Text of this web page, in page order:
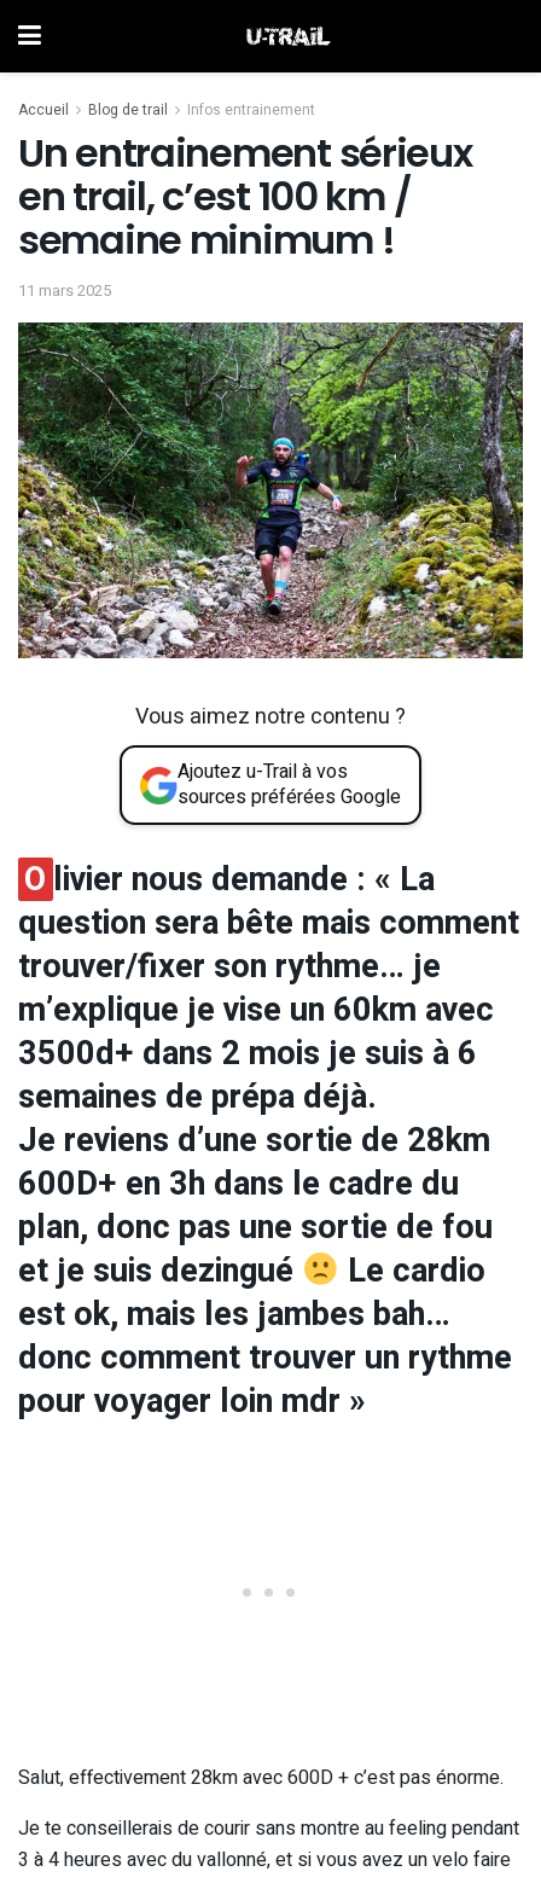
Accueil Blog de trail Infos entrainement
Un entrainement sérieux
en trail, c’est 100 km /
semaine minimum !
11 mars 2025
Vous aimez notre contenu ?
Ajoutez u-Trail à vos
sources préférées Google
O livier nous demande : « La
question sera bête mais comment
trouver/fixer son rythme… je
m’explique je vise un 60km avec
3500d+ dans 2 mois je suis à 6
semaines de prépa déjà.
Je reviens d’une sortie de 28km
600D+ en 3h dans le cadre du
plan, donc pas une sortie de fou
et je suis dezingué
Le cardio
est ok, mais les jambes bah…
donc comment trouver un rythme
pour voyager loin mdr »
Salut, effectivement 28km avec 600D + c’est pas énorme.
Je te conseillerais de courir sans montre au feeling pendant
3 à 4 heures avec du vallonné, et si vous avez un velo faire